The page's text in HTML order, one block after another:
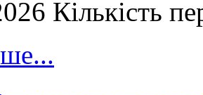
Кількість